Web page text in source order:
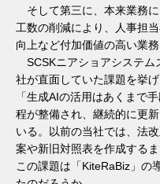
そして第三に、本来業務
工数の削減により、人事担
向上など付加価値の高い業
SCSKニアショアシステム
社が直面していた課題を挙げ
「生成AIの活用はあくまで
程が整備され、継続的に更
いる。以前の当社では、法
案や新旧対照表を作成する
この課題は「KiteRaBiz」の